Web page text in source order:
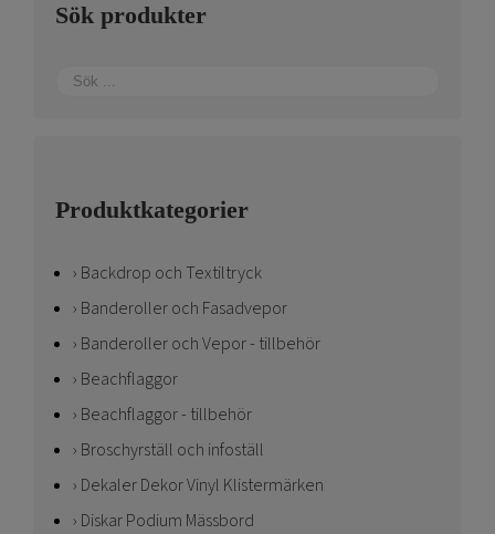
Sök produkter
Produktkategorier
Backdrop och Textiltryck
Banderoller och Fasadvepor
Banderoller och Vepor - tillbehör
Beachflaggor
Beachflaggor - tillbehör
Broschyrställ och infoställ
Dekaler Dekor Vinyl Klistermärken
Diskar Podium Mässbord